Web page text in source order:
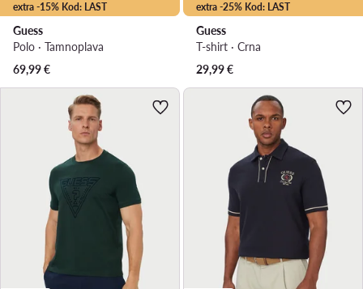
extra -15% Kod: LAST
Guess
Polo · Tamnoplava
69,99€
extra -25% Kod: LAST
Guess
T-shirt · Crna
29,99€